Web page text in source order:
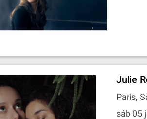
Julie
Paris,
sáb 05